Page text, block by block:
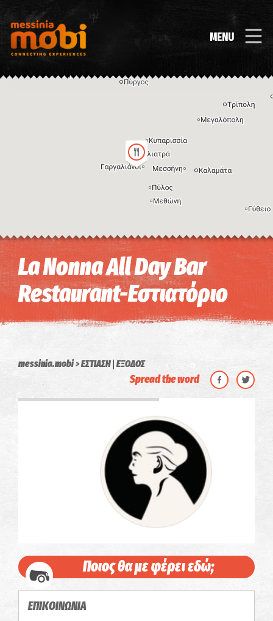
MENU
Η εικόνα ενδέχεται να υπόκειται σε πνευματικά δικαιώματα Όροι
La Nonna All Day Bar
Restaurant-Εστιατόριο
messinia.mobi ΕΣΤΙΑΣΗ| ΕΞΟΔΟΣ
Spread the word
Ποιος θα με φέρει εδώ;
ΕΠΙΚΟΙΝΩΝΙΑ